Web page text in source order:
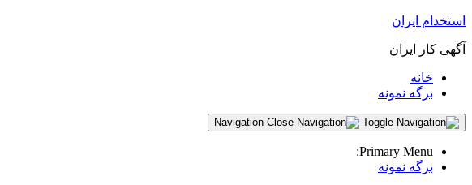
استخدام ایران
آگهی کار ایران
خانه
برگه نمونه
Primary Menu:
برگه نمونه